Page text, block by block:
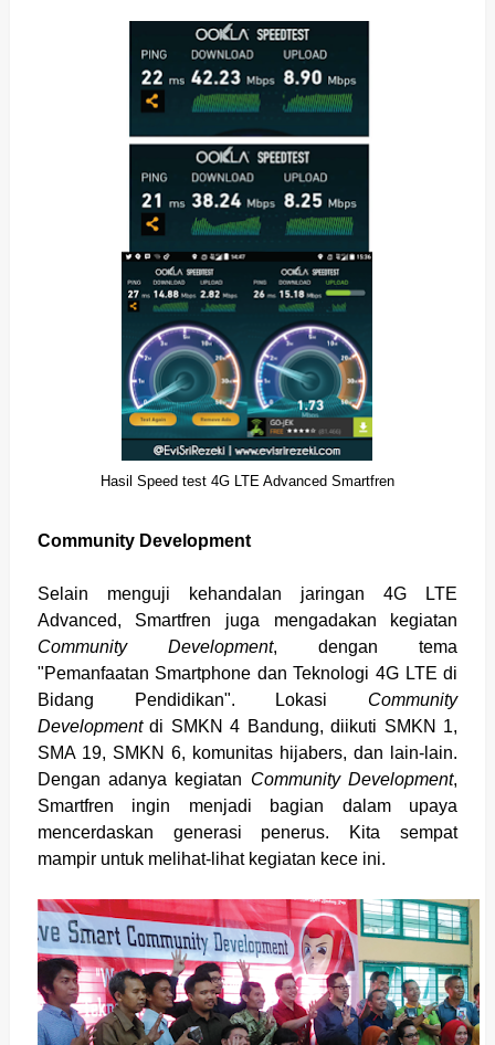
Hasil Speed test 4G LTE Advanced Smartfren
Community Development
Selain menguji kehandalan jaringan 4G LTE
Advanced, Smartfren juga mengadakan kegiatan
Community Development, dengan tema
"Pemanfaatan Smartphone dan Teknologi 4G LTE di
Bidang Pendidikan". Lokasi Community
Developmentdi SMKN 4 Bandung, diikuti SMKN 1,
SMA 19, SMKN 6, komunitas hijabers, dan lain-lain.
Dengan adanya kegiatan Community Development,
Smartfren ingin menjadi bagian dalam upaya
mencerdaskan generasi penerus. Kita sempat
mampir untuk melihat-lihat kegiatan kece ini.